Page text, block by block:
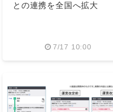
との連携を全国へ拡大
7/17 10:00